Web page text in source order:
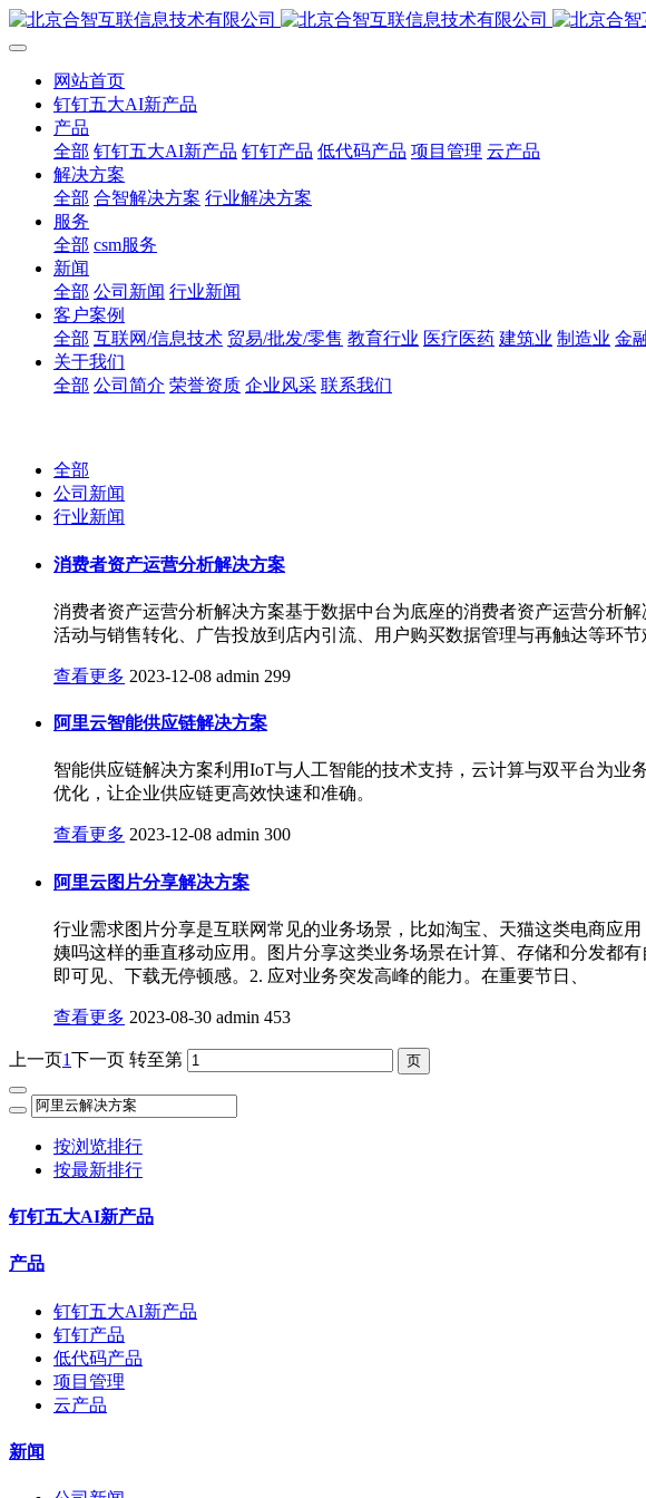
网站首页
钉钉五大AI新产品
产品
全部 钉钉五大AI新产品 钉钉产品 低代码产品 项目管理 云产品
解决方案
全部 合智解决方案 行业解决方案
服务
全部 csm服务
新闻
全部 公司新闻 行业新闻
客户案例
全部 互联网/信息技术 贸易/批发/零售 教育行业 医疗医药 建筑业 制造业 金
关于我们
全部 公司简介 荣誉资质 企业风采 联系我们
全部
公司新闻
行业新闻
消费者资产运营分析解决方案
消费者资产运营分析解决方案基于数据中台为底座的消费者资产运营分析
活动与销售转化、广告投放到店内引流、用户购买数据管理与再触达等环
查看更多 2023-12-08 admin 299
阿里云智能供应链解决方案
智能供应链解决方案利用IoT与人工智能的技术支持，云计算与双平台为
优化，让企业供应链更高效快速和准确。
查看更多 2023-12-08 admin 300
阿里云图片分享解决方案
行业需求图片分享是互联网常见的业务场景，比如淘宝、天猫这类电商应
姨吗这样的垂直移动应用。图片分享这类业务场景在计算、存储和分发都
即可见、下载无停顿感。2. 应对业务突发高峰的能力。在重要节日、
查看更多 2023-08-30 admin 453
上一页1下一页 转至第
按浏览排行
按最新排行
钉钉五大AI新产品
产品
钉钉五大AI新产品
钉钉产品
低代码产品
项目管理
云产品
新闻